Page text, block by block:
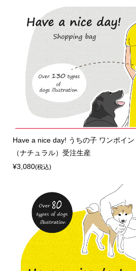
Have a nice day! うちの子 ワンポイ
（ナチュラル）受注生産
¥3,080(税込)